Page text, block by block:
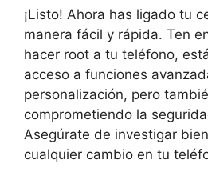
¡Listo! Ahora has ligado tu
manera fácil y rápida. Ten
hacer root a tu teléfono,
acceso a funciones
personalización, pero
comprometiendo la
Asegúrate de investigar
cualquier cambio en tu